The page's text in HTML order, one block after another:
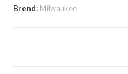
Li-
Brend: Milwaukee